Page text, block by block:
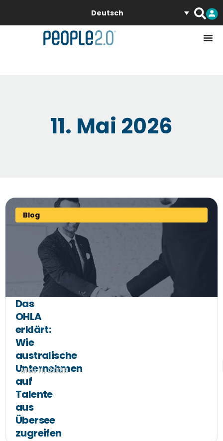
Deutsch
11. Mai 2026
Blog
Das
OHLA
erklärt:
Wie
australische
Unternehmen
auf
Talente
aus
Übersee
zugreifen
Mai 11, 2026